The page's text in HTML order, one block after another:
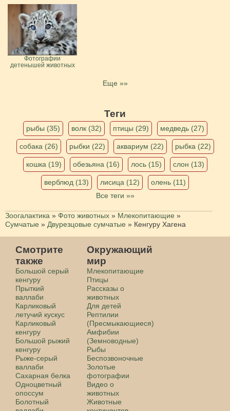
Фотографии
детенышей животных
Еще »»
Теги
рыбы (35) волк (32) птицы (29) медведь (27)
собака (26) рыбки (22) аквариум (22) рыбка (22)
кошка (19) обезьяна (16) лось (15) слон (13)
верблюд (13) лисица (12)
олень (11)
Все теги »»
Зоогалактика » Фото животных » Млекопитающие »
Сумчатые » Двурезцовые сумчатые » Кенгуру Хагена
Смотрите
также
Большой серый
кенгуру
Прыткий
валлаби
Карликовый
летучий кускус
Карликовый
кенгуру
Большой рыжий
кенгуру
Рыже-серый
валлаби
Сахарная белка
Одноцветный
опоссум
Болотный
Окружающий
мир
Млекопитающие
Птицы
Рассказы о
животных
Для детей
Рептилии
(Пресмыкающиеся)
Амфибии
(Земноводные)
Рыбы
Беспозвоночные
Золотые
фотографии
Видео о
животных
Животные